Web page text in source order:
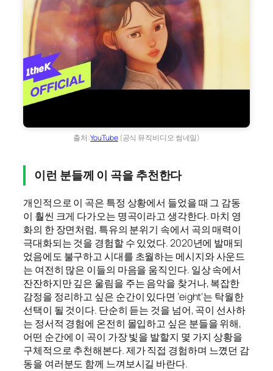
출처:YouTube(공식 뮤직비디오 썸네일)
이런 분들께 이 곡을 추천한다
개인적으로 이 곡은 특정 상황에서 들었을 때 그 감동
이 훨씬 크게 다가오는 명곡이라고 생각한다. 마치 영
화의 한 장면처럼, 특유의 분위기 속에서 곡의 매력이
극대화되는 것을 경험할 수 있었다. 2020년에 발매되
었음에도 불구하고 시대를 초월하는 메시지와 사운드
는 여전히 많은 이들의 마음을 움직인다. 일상 속에서
잔잔하지만 깊은 울림을 주는 음악을 찾거나, 복잡한
감정을 정리하고 싶은 순간이 있다면 ‘eight’는 탁월한
선택이 될 것이다. 단순히 듣는 것을 넘어, 곡이 선사하
는 정서적 경험에 온전히 몰입하고 싶은 분들을 위해,
어떤 순간에 이 곡이 가장 빛을 발할지 몇 가지 상황을
구체적으로 추천해본다. 제가 직접 경험하며 느꼈던 감
동을 여러분도 함께 느껴보시길 바란다.